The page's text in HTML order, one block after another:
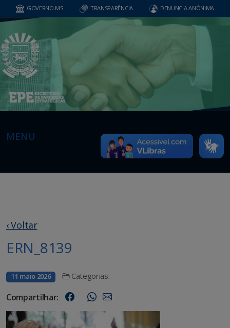
GOVERNO MS TRANSPARÊNCIA DENUNCIA ANÔNIMA
MENU
‹ Voltar
ERN_8139
11 maio 2026 Categorias:
Compartilhar: